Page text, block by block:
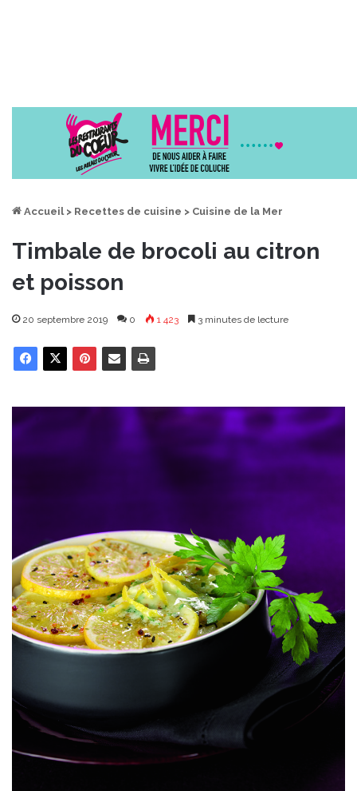
Accueil > Recettes de cuisine > Cuisine de la Mer
Timbale de brocoli au citron
et poisson
20 septembre 2019 0 1 423 3 minutes de lecture